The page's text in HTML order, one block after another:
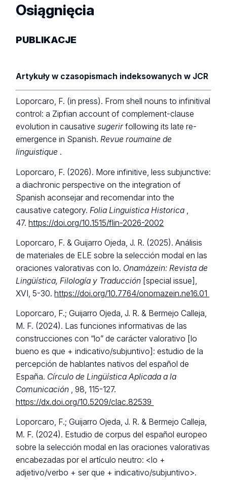
Osiągnięcia
PUBLIKACJE
Artykuły w czasopismach indeksowanych w JCR
Loporcaro, F. (in press). From shell nouns to infinitival
control: a Zipfian account of complement-clause
evolution in causativesugerir following its late re-
emergence in Spanish. Revue roumaine de
linguistique .
Loporcaro, F. (2026). More infinitive, less subjunctive:
a diachronic perspective on the integration of
Spanish aconsejar and recomendar into the
causative category. Folia Linguistica Historica
47.https://doi.org/10.1515/flin-2026-2002
Loporcaro, F. & Guijarro Ojeda, J. R. (2025). Análisis
de materiales de ELE sobre la selección modal en las
oraciones valorativas con lo. Onamázein: Revista de
Lingüística, Filología y Traducción [special issue],
XVI, 5-30.https://doi.org/10.7764/onomazein.ne16.01
Loporcaro, F.; Guijarro Ojeda, J. R. & Bermejo Calleja,
M. F. (2024). Las funciones informativas de las
construcciones con “lo” de carácter valorativo [lo
bueno es que + indicativo/subjuntivo]: estudio de la
percepción de hablantes nativos del español de
España. Círculo de Lingüística Aplicada a la
Comunicación , 98, 115-127.
https://dx.doi.org/10.5209/clac.82539
Loporcaro, F.; Guijarro Ojeda, J. R. & Bermejo Calleja,
M. F. (2024). Estudio de corpus del español europeo
sobre la selección modal en las oraciones valorativas
encabezadas por el artículo neutro: <lo +
adjetivo/verbo + ser que + indicativo/subjuntivo>.